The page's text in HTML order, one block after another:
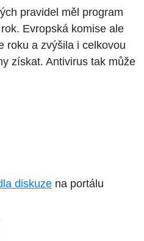
pravidel měl program
Evropská komise ale
roku a zvýšila i celkovou
získat. Antivirus tak může
diskuze na portálu